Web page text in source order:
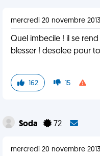
mercredi 20 novembre 2013
Quel imbecile ! il se
blesser ! desolee pour
162 15
Soda 72
mercredi 20 novembre 2013